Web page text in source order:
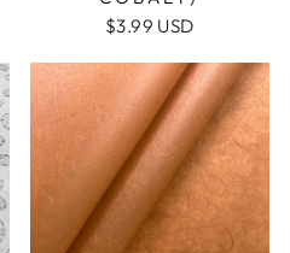
$3.99 USD